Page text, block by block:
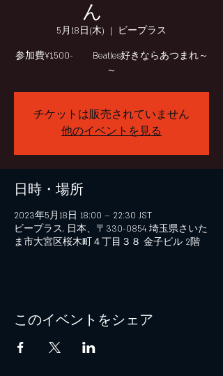
ん
5月18日(木)
  |
ビープラス
参加費¥1,500- Beatles好きならあつまれ～
～
チケットは販売されていません
他のイベントを見る
日時・場所
2023年5月18日 18:00 – 22:30 JST
ビープラス, 日本、〒330-0854 埼玉県さいた
ま市大宮区桜木町４丁目３８ 金子ビル 2階
このイベントをシェア